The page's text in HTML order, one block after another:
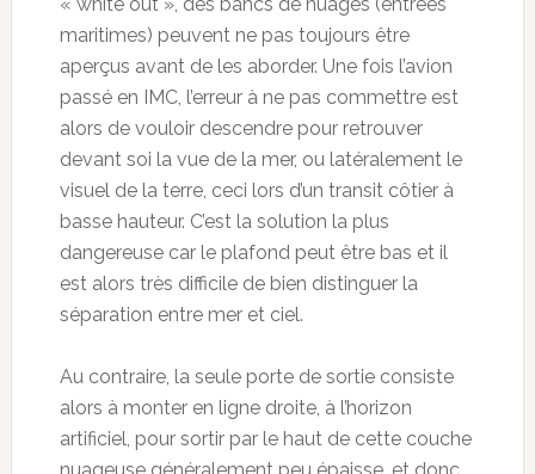
maritimes) peuvent ne pas toujours être
aperçus avant de les aborder. Une fois l’avion
passé en IMC, l’erreur à ne pas commettre est
alors de vouloir descendre pour retrouver
devant soi la vue de la mer, ou latéralement le
visuel de la terre, ceci lors d’un transit côtier à
basse hauteur. C’est la solution la plus
dangereuse car le plafond peut être bas et il
est alors très difficile de bien distinguer la
séparation entre mer et ciel.
Au contraire, la seule porte de sortie consiste
alors à monter en ligne droite, à l’horizon
artificiel, pour sortir par le haut de cette couche